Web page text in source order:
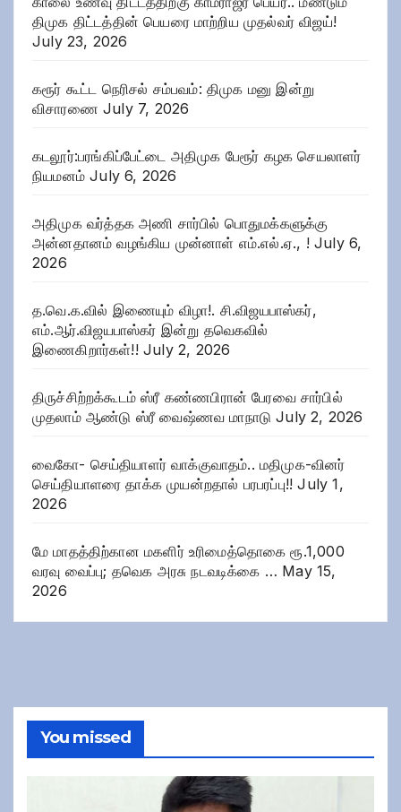
திமுக திட்டத்தின் பெயரை மாற்றிய முதல்வர் விஜய்!
July 23, 2026
கரூர் கூட்ட நெரிசல் சம்பவம்: திமுக மனு இன்று
விசாரணை July 7, 2026
கடலூர்:பரங்கிப்பேட்டை அதிமுக பேரூர் கழக செயலாளர்
நியமனம் July 6, 2026
அதிமுக வர்த்தக அணி சார்பில் பொதுமக்களுக்கு
அன்னதானம் வழங்கிய முன்னாள் எம்.எல்.ஏ., ! July 6,
2026
த.வெ.க.வில் இணையும் விழா!. சி.விஜயபாஸ்கர்,
எம்.ஆர்.விஜயபாஸ்கர் இன்று தவெகவில்
இணைகிறார்கள்!! July 2, 2026
திருச்சிற்றக்கூடம் ஸ்ரீ கண்ணபிரான் பேரவை சார்பில்
முதலாம் ஆண்டு ஸ்ரீ வைஷ்ணவ மாநாடு July 2, 2026
வைகோ- செய்தியாளர் வாக்குவாதம்.. மதிமுக-வினர்
செய்தியாளரை தாக்க முயன்றதால் பரபரப்பு!! July 1,
2026
மே மாதத்திற்கான மகளிர் உரிமைத்தொகை ரூ.1,000
வரவு வைப்பு; தவெக அரசு நடவடிக்கை … May 15,
2026
You missed